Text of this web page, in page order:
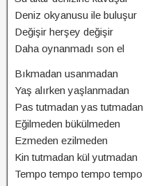
Deniz okyanusu ile buluşur
Değişir herşey değişir
Daha oynanmadı son el
Bıkmadan usanmadan
Yaş alırken yaşlanmadan
Pas tutmadan yas tutmadan
Eğilmeden bükülmeden
Ezmeden ezilmeden
Kin tutmadan kül yutmadan
Tempo tempo tempo tempo